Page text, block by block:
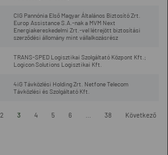
CIG Pannónia Első Magyar Általános Biztosító Zrt.
Europ Assistance S.A.-nak a MVM Next
Energiakereskedelmi Zrt.-vel létrejött biztosítási
szerződési állomány mint vállalkozásrész
TRANS-SPED Logisztikai Szolgáltató Központ Kft.;
Logicon Solutions Logisztikai Kft.
4iG Távközlési Holding Zrt. Netfone Telecom
Távközlési és Szolgáltató Kft.
2 3 4 5 6 38 Következő